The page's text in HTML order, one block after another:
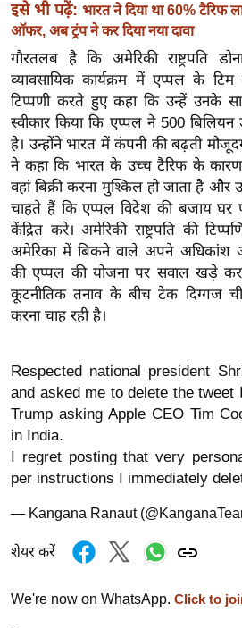
त
यं
ग
इं
डि
या
सा
हि
त्य
ज
ग
त
ऑ
र्ल्ड
न्यू
ज
फ
नो
रं
न
इसे भी पढ़ें: भारत ने दिया था 60% टैरिफ
ऑफर, अब ट्रंप ने कर दिया नया दावा
गौरतलब है कि अमेरिकी राष्ट्रपति
व्यावसायिक कार्यक्रम में एप्पल के
टिप्पणी करते हुए कहा कि उन्हें उनके
स्वीकार किया कि एप्पल ने 500 बिलियन
है। उन्होंने भारत में कंपनी की बढ़ती
ने कहा कि भारत के उच्च टैरिफ के
वहां बिक्री करना मुश्किल हो जाता है
चाहते हैं कि एप्पल विदेश की बजाय घर
केंद्रित करे। अमेरिकी राष्ट्रपति की
अमेरिका में बिकने वाले अपने अधिकांश
की एप्पल की योजना पर सवाल खड़े
कूटनीतिक तनाव के बीच टेक दिग्गज
करना चाह रही है।
Respected national president
and asked me to delete the tweet
Trump asking Apple CEO Tim
in India.
I regret posting that very
per instructions I immediately
— Kangana Ranaut
शेयर करें
We're now on WhatsApp. Click to